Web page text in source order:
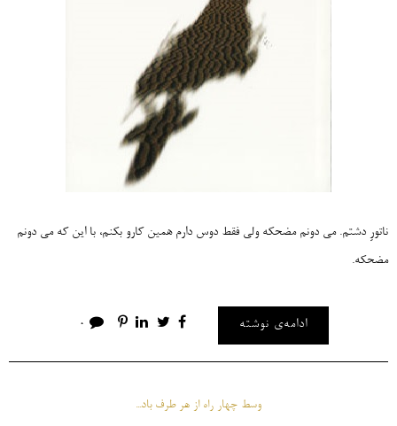
ناتورِ دشتم. می دونم مضحکه ولی فقط دوس دارم همین کارو بکنم، با این که می دونم
مضحکه.
ادامه‌ی نوشته 0
وسط چهار راه از هر طرف باد...